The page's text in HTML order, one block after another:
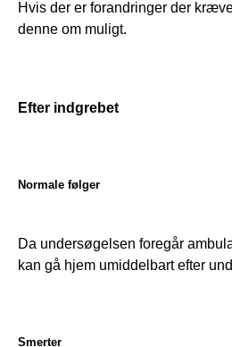
Hvis der er forandringer der
denne om muligt.
Efter indgrebet
Normale følger
Da undersøgelsen foregår
kan gå hjem umiddelbart efter
Smerter